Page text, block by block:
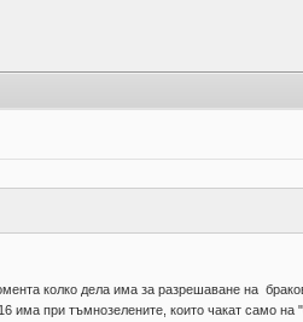
колко дела има за разрешаване на
при тъмнозелените, които чакат само на